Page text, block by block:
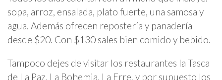
sopa, arroz, ensalada, plato fuerte, una samosa y
agua. Además ofrecen repostería y panadería
desde $20. Con $130 sales bien comido y bebido.
Tampoco dejes de visitar los restaurantes la Tasca
de La Paz, La Bohemia, La Erre, y por supuesto los